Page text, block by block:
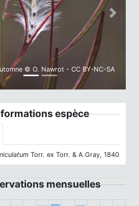
© O. Nawrot - CC BY-NC-SA
Next
espèce
Torr. ex Torr. & A.Gray, 1840
mensuelles